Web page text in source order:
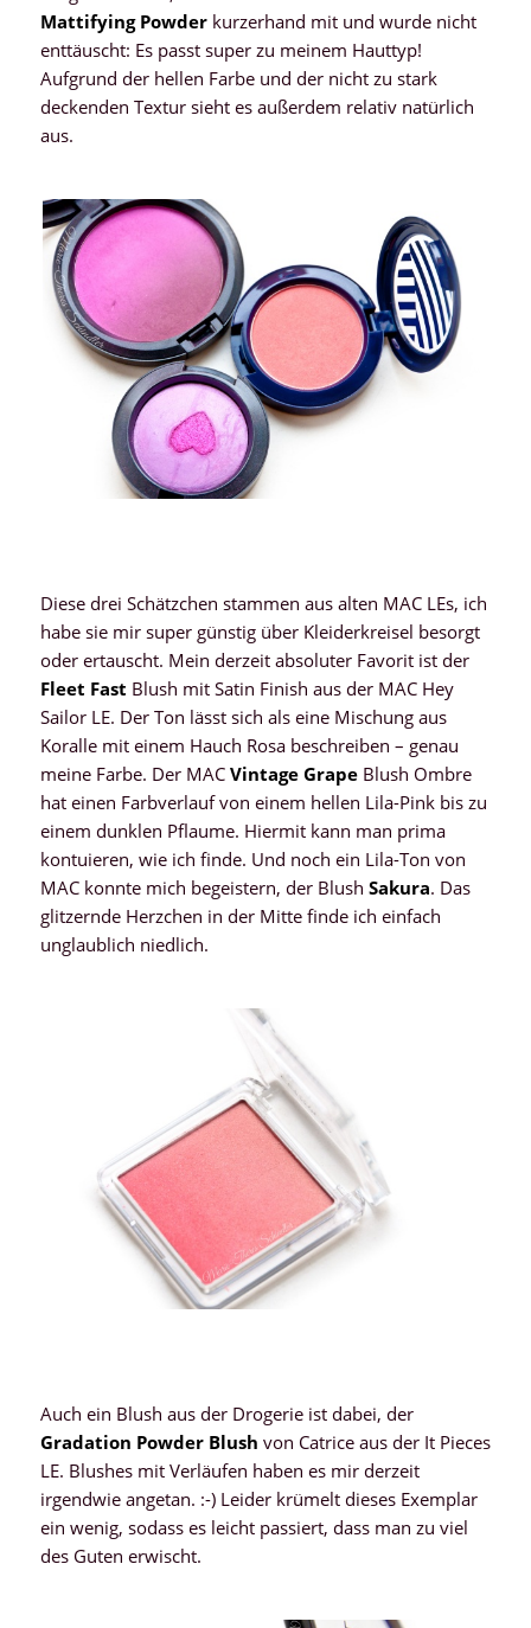
Mattifying Powderkurzerhand mit und wurde nicht
enttäuscht: Es passt super zu meinem Hauttyp!
Aufgrund der hellen Farbe und der nicht zu stark
deckenden Textur sieht es außerdem relativ natürlich
aus.
Diese drei Schätzchen stammen aus alten MAC LEs, ich
habe sie mir super günstig über Kleiderkreisel besorgt
oder ertauscht. Mein derzeit absoluter Favorit ist der
Fleet Fast Blush mit Satin Finish aus der MAC Hey
Sailor LE. Der Ton lässt sich als eine Mischung aus
Koralle mit einem Hauch Rosa beschreiben – genau
meine Farbe. Der MAC Vintage GrapeBlush Ombre
hat einen Farbverlauf von einem hellen Lila-Pink bis zu
einem dunklen Pflaume. Hiermit kann man prima
kontuieren, wie ich finde. Und noch ein Lila-Ton von
MAC konnte mich begeistern, der Blush Sakura. Das
glitzernde Herzchen in der Mitte finde ich einfach
unglaublich niedlich.
Auch ein Blush aus der Drogerie ist dabei, der
Gradation Powder Blush von Catrice aus der It Pieces
LE. Blushes mit Verläufen haben es mir derzeit
irgendwie angetan. :-) Leider krümelt dieses Exemplar
ein wenig, sodass es leicht passiert, dass man zu viel
des Guten erwischt.